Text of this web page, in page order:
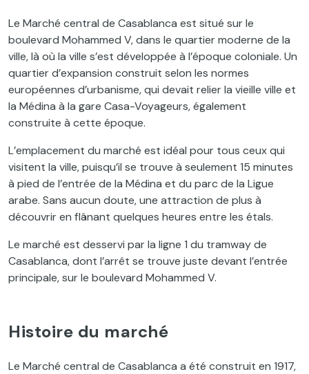
Le Marché central de Casablanca est situé sur le
boulevard Mohammed V, dans le quartier moderne de la
ville, là où la ville s’est développée à l’époque coloniale. Un
quartier d’expansion construit selon les normes
européennes d’urbanisme, qui devait relier la vieille ville et
la Médina à la gare Casa-Voyageurs, également
construite à cette époque.
L’emplacement du marché est idéal pour tous ceux qui
visitent la ville, puisqu’il se trouve à seulement 15 minutes
à pied de l’entrée de la Médina et du parc de la Ligue
arabe. Sans aucun doute, une attraction de plus à
découvrir en flânant quelques heures entre les étals.
Le marché est desservi par la ligne 1 du tramway de
Casablanca, dont l’arrêt se trouve juste devant l’entrée
principale, sur le boulevard Mohammed V.
Histoire du marché
Le Marché central de Casablanca a été construit en 1917,